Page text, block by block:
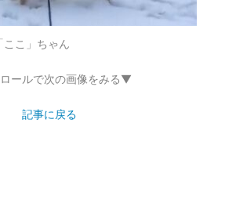
ここ」ちゃん
ールで次の画像をみる▼
記事に戻る